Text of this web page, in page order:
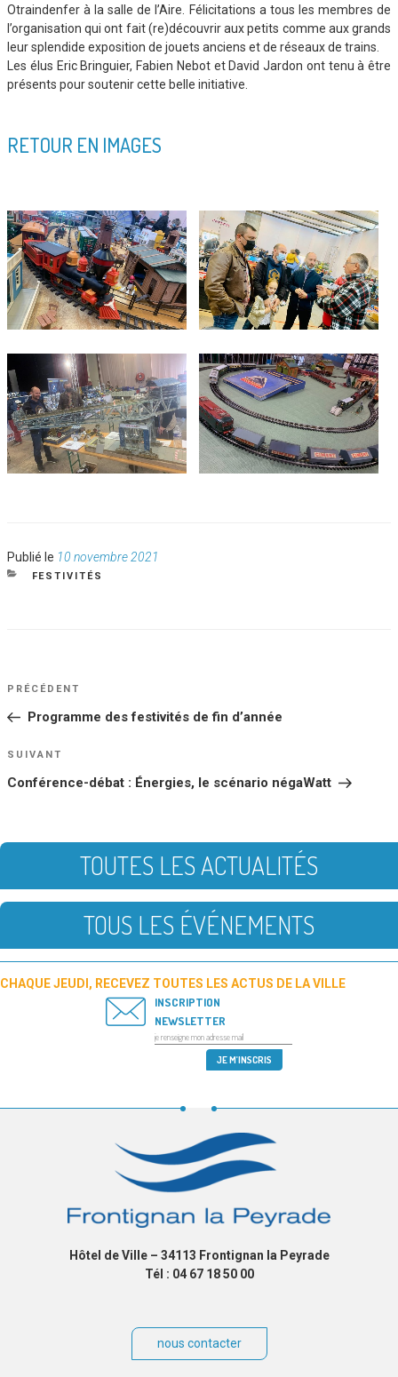
Otraindenfer à la salle de l’Aire. Félicitations a tous les membres de
l’organisation qui ont fait (re)découvrir aux petits comme aux grands
leur splendide exposition de jouets anciens et de réseaux de trains.
Les élus Eric Bringuier, Fabien Nebot et David Jardon ont tenu à être
présents pour soutenir cette belle initiative.
RETOUR EN IMAGES
Publié le Publié
le
10 novembre 2021
CATÉGORIES
FESTIVITÉS
NAVIGATION
DE
Article
PRÉCÉDENT
Programme des festivités de fin d’année
Article
SUIVANT
Conférence-débat : Énergies, le scénario négaWatt
TOUTES LES ACTUALITÉS
TOUS LES ÉVÉNEMENTS
CHAQUE JEUDI, RECEVEZ TOUTES LES ACTUS DE LA VILLE
INSCRIPTION
NEWSLETTER
Hôtel de Ville – 34113 Frontignan la Peyrade
Tél : 04 67 18 50 00
nous contacter